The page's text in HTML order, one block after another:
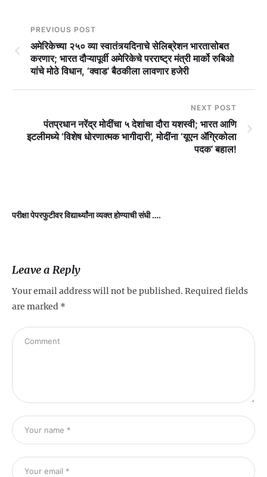
PREVIOUS POST
अमेरिकेच्या २५० व्या स्वातंत्र्यदिनाचे सेलिब्रेशन भारतासोबत
करणार; भारत दौऱ्यापूर्वी अमेरिकेचे परराष्ट्र मंत्री मार्को रुबिओ
यांचे मोठे विधान, ‘क्वाड’ बैठकीला लावणार हजेरी
NEXT POST
पंतप्रधान नरेंद्र मोदींचा ५ देशांचा दौरा यशस्वी; भारत आणि
इटलीमध्ये ‘विशेष धोरणात्मक भागीदारी’, मोदींना ‘यूएन ॲग्रिकोला
पदक’ बहाल!
परीक्षा पेपरफुटीवर विद्यार्थ्यांना व्यक्त होण्याची संधी ….
Leave a Reply
Your email address will not be published. Required fields
are marked *